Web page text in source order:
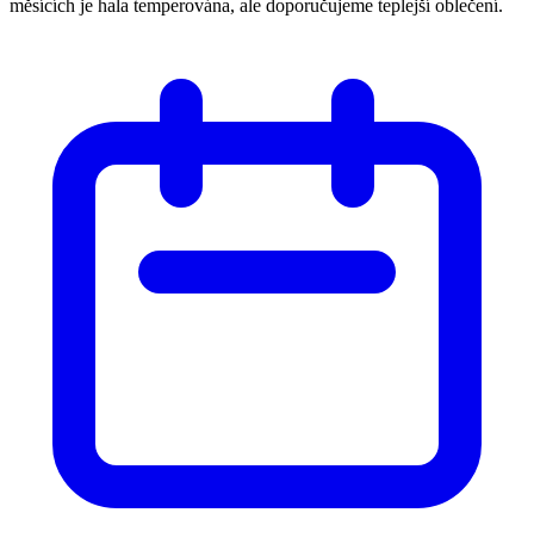
měsících je hala temperována, ale doporučujeme teplejší oblečení.